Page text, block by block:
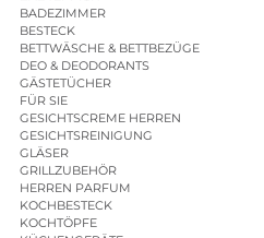
BADEZIMMER
BESTECK
BETTWÄSCHE & BETTBEZÜGE
DEO & DEODORANTS
GÄSTETÜCHER
FÜR SIE
GESICHTSCREME HERREN
GESICHTSREINIGUNG
GLÄSER
GRILLZUBEHÖR
HERREN PARFUM
KOCHBESTECK
KOCHTÖPFE